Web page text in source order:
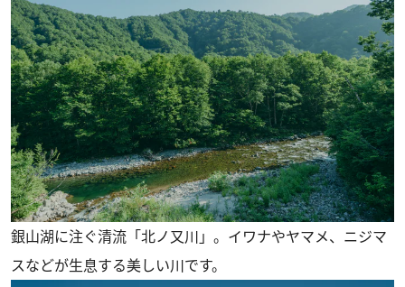
銀山湖に注ぐ清流「北ノ又川」。イワナやヤマメ、ニジマ
スなどが生息する美しい川です。